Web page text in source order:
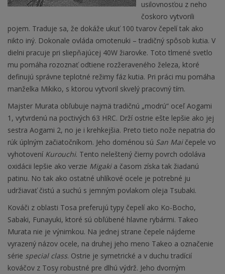
usilovnosťou z neho
čoskoro vytvorili
pojem. Traduje sa, že dokáže ukuť 100 tvarov čepelí tak ako
nikto iný. Dokonale ovláda omotenuki – tradičný spôsob kutia. V
dielni pracuje pri sliepňajúcej 40W žiarovke. Toto tlmené svetlo
mu pomáha rozoznať odtiene rozžeraveného železa, ktoré
definujú správne teplotné režimy fáz kutia. Pri práci mu pomáha
manželka Mikiko, s ktorou vytvoril skvelý pracovný tím.
Majster Murata obľubuje najmä tradičnú „modrú“ oceľ Aogami
1, vytvrdenú na poctivých 63 HRC. Drží ostrie ešte lepšie ako jej
sestra Aogami 2, no je i krehkejšia. Preto tieto nože nepatria do
rúk úplným začiatočníkom. Jeho doménou sú San Maičepele vo
vyhotovení Kurouchi. Tento neleštený čierny povrch odoláva
oxidácii lepšie ako verzie Migakia časom získa tak žiadanú
patinu. No tak ako ostatné uhlíkové ocele je potrebné ju
udržiavať čistú a suchú s jemným povlakom oleja Tsubaki.
Kováči z oblasti Tosa preferujú typy čepelí ako Ko-Bocho,
Sabaki, Funayuki, ktoré sú obľúbené hlavne rybármi. Takeo
Murata nie je výnimkou. Na jednej strane čepele nájdeme
vyrazený názov ocele, na druhej jeho meno Takeo a označenie
série special class. Ostrie je symetrické a v duchu tradícií
kováčov z Tosy robustné pre dlhú výdrž. Jeho dvorným